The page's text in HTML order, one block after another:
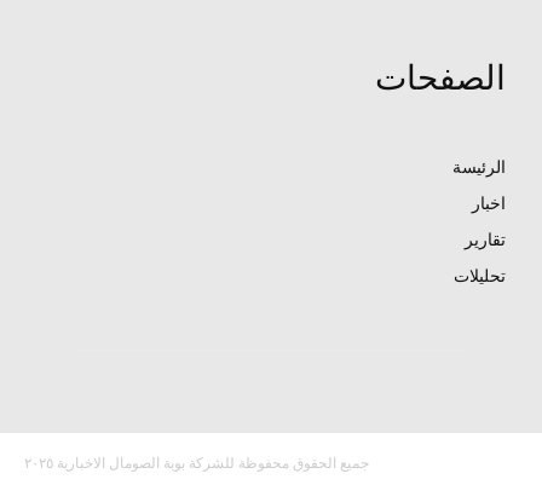
الصفحات
الرئيسة
اخبار
تقارير
تحليلات
جميع الحقوق محفوظة للشركة بوبة الصومال الاخبارية ٢٠٢٥